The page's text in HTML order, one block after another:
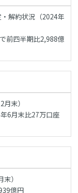
解約状況（2024年
前四半期比2,988億
末）
6月末比27万口座
）
億円